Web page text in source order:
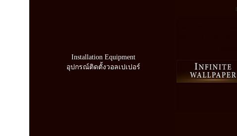
Installation Equipment
อุปกรณ์ติดตั้งวอลเปเปอร์